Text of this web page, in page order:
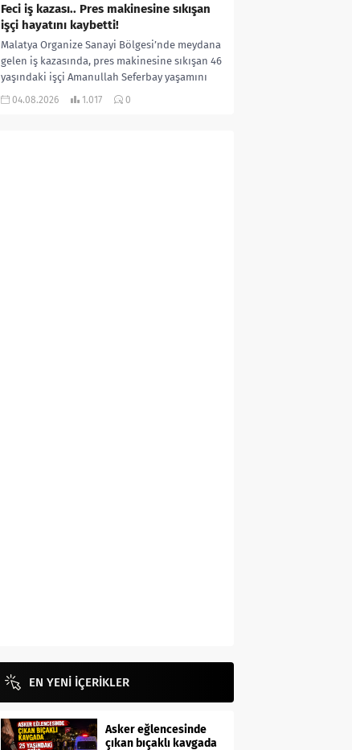
Feci iş kazası.. Pres makinesine sıkışan
işçi hayatını kaybetti!
Malatya Organize Sanayi Bölgesi’nde meydana
gelen iş kazasında, pres makinesine sıkışan 46
yaşındaki işçi Amanullah Seferbay yaşamını
yitirdi. Olayla ilgili...
04.08.2026 1.017 0
EN YENİ İÇERİKLER
Asker eğlencesinde
çıkan bıçaklı kavgada